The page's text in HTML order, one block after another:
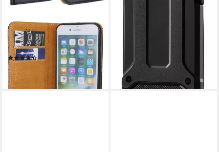
COFI1453
Handyhülle Echtleder Tasche
Flip Case Schwarz, keine
(35)
ab 14,98 €
lieferbar - in 4-5 Werktagen bei dir